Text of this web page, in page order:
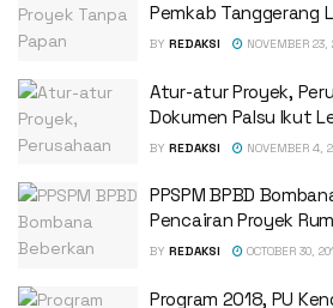
Pemkab Tanggerang
BY REDAKSI NOVEMBER 23,
Atur-atur Proyek,
Dokumen Palsu Ikut
BY REDAKSI NOVEMBER 4,
PPSPM BPBD
Pencairan Proyek
BY REDAKSI OCTOBER 30,
Program 2018, PU